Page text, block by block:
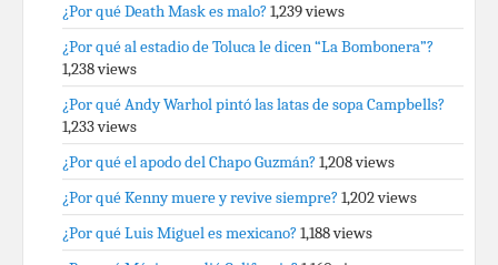
¿Por qué Death Mask es malo? 1,239 views
¿Por qué al estadio de Toluca le dicen “La Bombonera”?
1,238 views
¿Por qué Andy Warhol pintó las latas de sopa Campbells?
1,233 views
¿Por qué el apodo del Chapo Guzmán? 1,208 views
¿Por qué Kenny muere y revive siempre? 1,202 views
¿Por qué Luis Miguel es mexicano? 1,188 views